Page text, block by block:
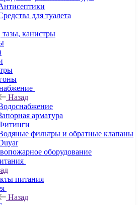
для туалета
тазы, канистры
Назад
арматура
фильтры и обратные клапаны
оборудование
питания
Назад